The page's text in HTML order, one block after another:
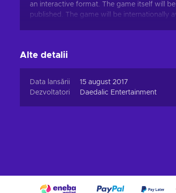
an interactive format. The game itself will
published. The game will be internationally
Alte detalii
Data lansării
15 august 2017
Dezvoltatori
Daedalic Entertainment